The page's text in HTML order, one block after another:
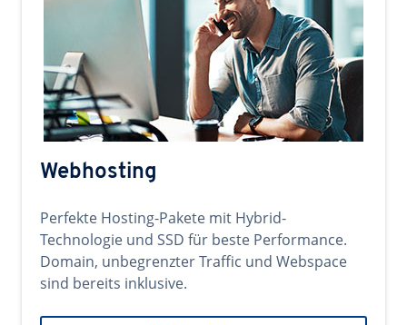
Webhosting
Perfekte Hosting-Pakete mit Hybrid-
Technologie und SSD für beste Performance.
Domain, unbegrenzter Traffic und Webspace
sind bereits inklusive.